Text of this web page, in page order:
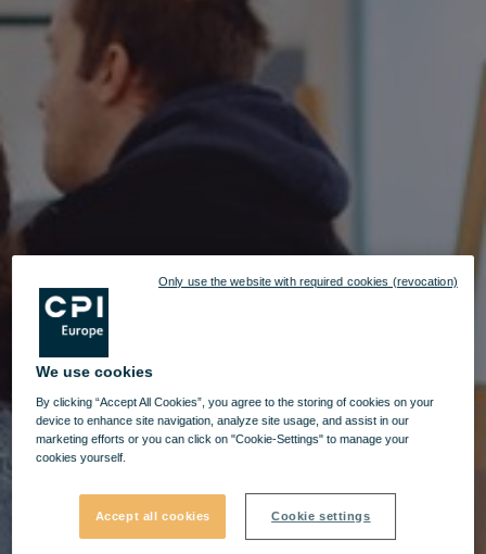
We use cookies
By clicking “Accept All Cookies”, you agree to the storing of cookies on your
device to enhance site navigation, analyze site usage, and assist in our
marketing efforts or you can click on "Cookie-Settings" to manage your
cookies yourself.
Accept all cookies Cookie settings
Only use the website with required cookies (revocation)